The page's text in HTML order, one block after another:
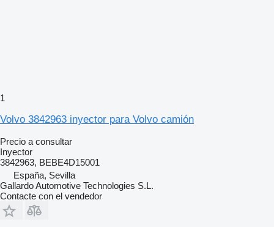
1
Volvo 3842963 inyector para Volvo camión
Precio a consultar
Inyector
3842963, BEBE4D15001
España, Sevilla
Gallardo Automotive Technologies S.L.
Contacte con el vendedor